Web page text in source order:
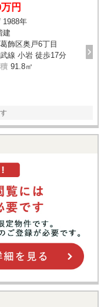
円
1988年
建
飾区奥戸6丁目
武線 小岩 徒歩17分
91.8㎡